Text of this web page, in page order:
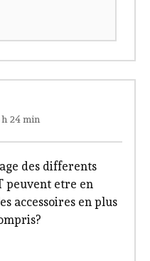
h 24 min
des differents
peuvent etre en
accessoires en plus